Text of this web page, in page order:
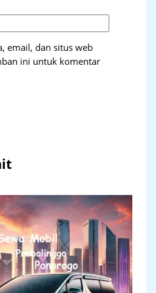
email, dan situs web
ini untuk komentar